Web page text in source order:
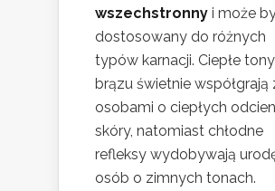
wszechstronny i może
dostosowany do różnych
typów karnacji. Ciepłe tony
brązu świetnie współgrają
osobami o ciepłych
skóry, natomiast chłodne
refleksy wydobywają
osób o zimnych tonach.